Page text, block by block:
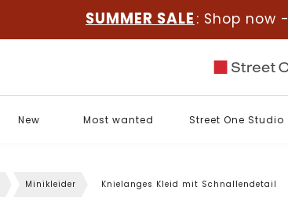
SUMMER SALE : Shop now -
New Most wanted Street One Studio
Minikleider Knielanges Kleid mit Schnallendetail